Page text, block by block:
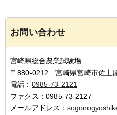
お問い合わせ
宮崎県総合農業試験場
〒880-0212 宮崎県宮崎市佐土
電話： 0985-73-2121
ファクス：0985-73-2127
メールアドレス：